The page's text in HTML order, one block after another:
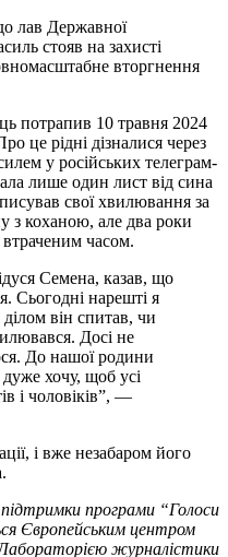
лав Державної
стояв на захисті
вторгнення
потрапив 10 травня 2024
це рідні дізналися через
у російських телеграм-
лише один лист від сина
свої хвилювання за
з коханою, але два роки
часом.
Семена, казав, що
Сьогодні нарешті я
він спитав, чи
Досі не
До нашої родини
дуже хочу, щоб усі
і чоловіків”, —
і вже незабаром його
програми “Голоси
Європейським центром
журналістики